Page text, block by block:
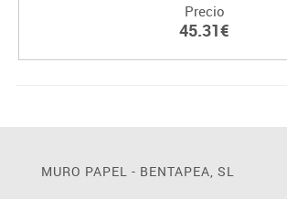
Precio
45.31€
MURO PAPEL - BENTAPEA, SL